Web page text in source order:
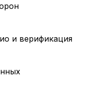
и верификация